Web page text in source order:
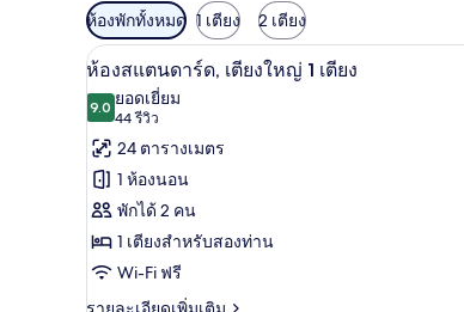
ตัว
กรอง
ที่
มี
ให้
สำหรับ
ห้อง
พัก
ห้องพักทั้งหมด 1 เตียง 2 เตียง
เปิด
ภาพถ่าย
ทั้งหมด
ของ
ห้อง
สแตนดาร์ด,
เตียง
ใหญ่
เครื่องนอนป้องกันส
9
ห้องสแตนดาร์ด, เตียงใหญ่ 1 เตียง
9.09.0 จาก 10
ยอดเยี่ยม
44 รีวิว
(44
รีวิว)
24 ตารางเมตร
1 ห้องนอน
พักได้ 2 คน
1 เตียงสำหรับสองท่าน
Wi-Fi ฟรี
ราย